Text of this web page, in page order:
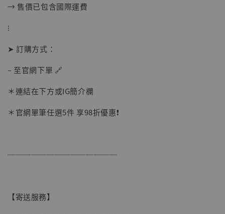
【店內現貨】海賊王 系列蒐藏雕像 布魯克達
摩 [7STARS Studio]
→ 售價已包含國際運費
⁝
➤ 訂購方式：
– 至官網下單 🔗
＊連結在下方或IG簡介欄
＊官網單筆任選5件 享98折優惠❗️
──────────────
【寄送服務】